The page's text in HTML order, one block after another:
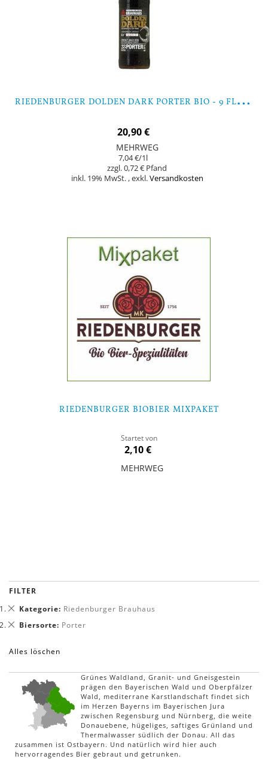
R
IEDENBURGER DOLDEN DARK PORTER BIO - 9 FLASCHEN
20,90 €
MEHRWEG
7,04 €/1l
0,72 €
inkl. 19% MwSt. ,exkl.Versandkosten
RIEDENBURGER BIOBIER MIXPAKET
Startet von
2,10 €
MEHRWEG
FILTER
Kategorie Riedenburger Brauhaus
Dies
Biersorte Porter
Dies
Alles löschen
Grünes Waldland, Granit- und Gneisgestein
prägen den Bayerischen Wald und Oberpfälzer
Wald, mediterrane Karstlandschaft findet sich
im Herzen Bayerns im Bayerischen Jura
zwischen Regensburg und Nürnberg, die weite
Donauebene, hügeliges, saftiges Grünland und
Thermalwasser südlich der Donau. All das
zusammen ist Ostbayern. Und natürlich wird hier auch
hervorragendes Bier gebraut und getrunken.